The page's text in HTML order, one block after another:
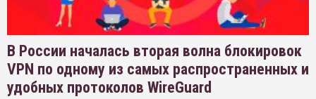
В России началась вторая волна блокировок
VPN по одному из самых распространенных и
удобных протоколов WireGuard